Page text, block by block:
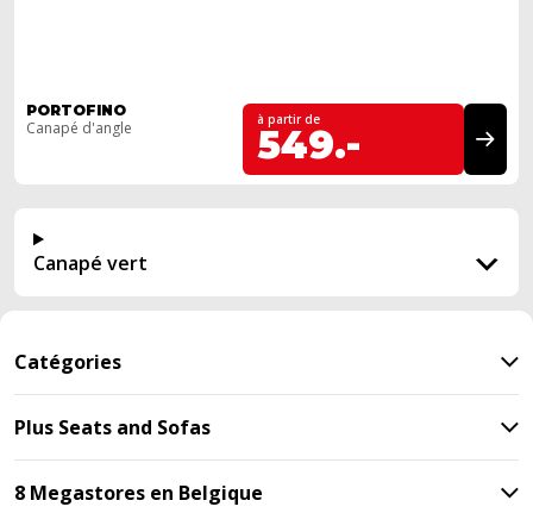
PORTOFINO
Canapé d'angle à partir de
549.-
Canapé vert
Catégories
Plus Seats and Sofas
8 Megastores en Belgique